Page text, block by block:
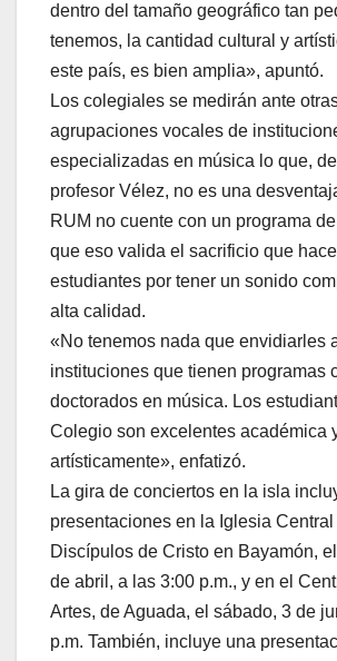
dentro del tamaño geográfico tan
tenemos, la cantidad cultural y
este país, es bien amplia», apuntó.
Los colegiales se medirán ante
agrupaciones vocales de
especializadas en música lo que,
profesor Vélez, no es una
RUM no cuente con un programa
que eso valida el sacrificio que
estudiantes por tener un sonido
alta calidad.
«No tenemos nada que envidiarles
instituciones que tienen programas
doctorados en música. Los
Colegio son excelentes académica
artísticamente», enfatizó.
La gira de conciertos en la isla
presentaciones en la Iglesia
Discípulos de Cristo en Bayamón,
de abril, a las 3:00 p.m., y en el
Artes, de Aguada, el sábado, 3 de
p.m. También, incluye una